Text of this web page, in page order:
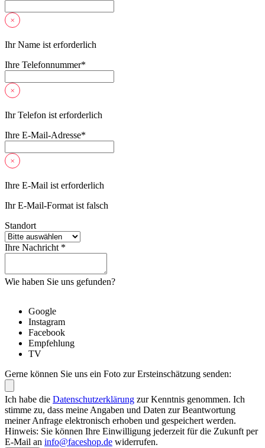
Ihr Name ist erforderlich
Ihre Telefonnummer*
Ihr Telefon ist erforderlich
Ihre E-Mail-Adresse*
Ihre E-Mail ist erforderlich
Ihr E-Mail-Format ist falsch
Standort
Ihre Nachricht *
Wie haben Sie uns gefunden?
Google
Instagram
Facebook
Empfehlung
TV
Gerne können Sie uns ein Foto zur Ersteinschätzung senden:
Ich habe die Datenschutzerklärung zur Kenntnis genommen. Ich
stimme zu, dass meine Angaben und Daten zur Beantwortung
meiner Anfrage elektronisch erhoben und gespeichert werden.
Hinweis: Sie können Ihre Einwilligung jederzeit für die Zukunft per
E-Mail an info@faceshop.de widerrufen.